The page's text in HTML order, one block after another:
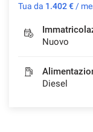
Tua da 1.402 € /
Nuovo
Diesel